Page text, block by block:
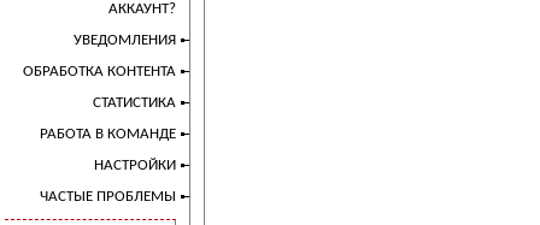
АККАУНТ?
УВЕДОМЛЕНИЯ
ОБРАБОТКА КОНТЕНТА
СТАТИСТИКА
РАБОТА В КОМАНДЕ
НАСТРОЙКИ
ЧАСТЫЕ ПРОБЛЕМЫ